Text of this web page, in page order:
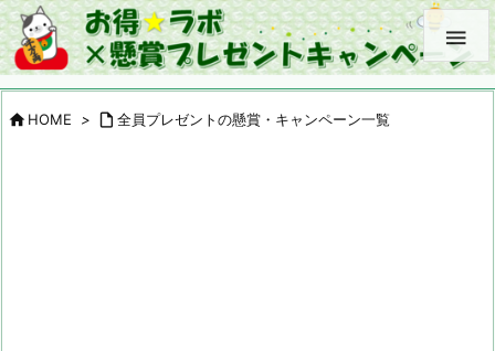

HOME >  全員プレゼントの懸賞・キャンペーン一覧